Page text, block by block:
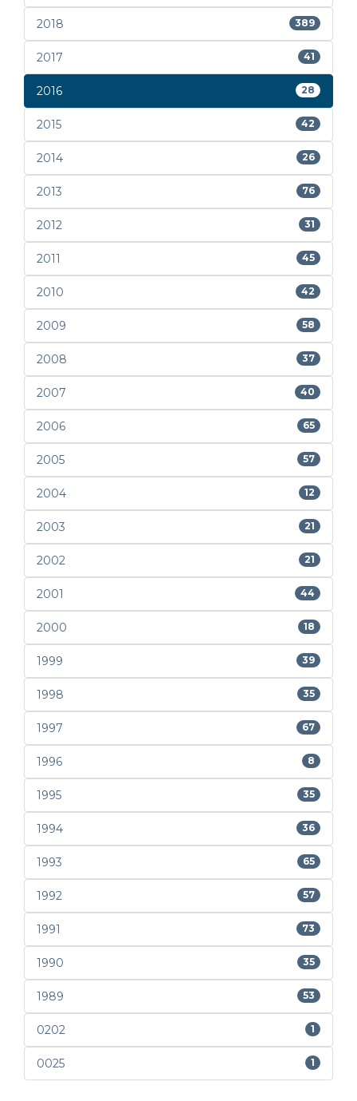
2018 389
2017 41
2016 28
2015 42
2014 26
2013 76
2012 31
2011 45
2010 42
2009 58
2008 37
2007 40
2006 65
2005 57
2004 12
2003 21
2002 21
2001 44
2000 18
1999 39
1998 35
1997 67
1996 8
1995 35
1994 36
1993 65
1992 57
1991 73
1990 35
1989 53
0202 1
0025 1